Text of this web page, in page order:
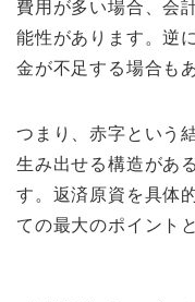
費用が多い場合、会
能性があります。逆
金が不足する場合も
つまり、赤字という
生み出せる構造があ
す。返済原資を具体
ての最大のポイント